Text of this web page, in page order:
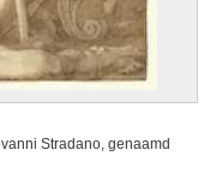
Stradano, genaamd